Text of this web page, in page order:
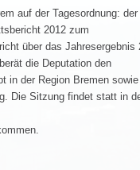
auf der Tagesordnung: der
2012 zum
über das Jahresergebnis
die Deputation den
in der Region Bremen
Die Sitzung findet statt in